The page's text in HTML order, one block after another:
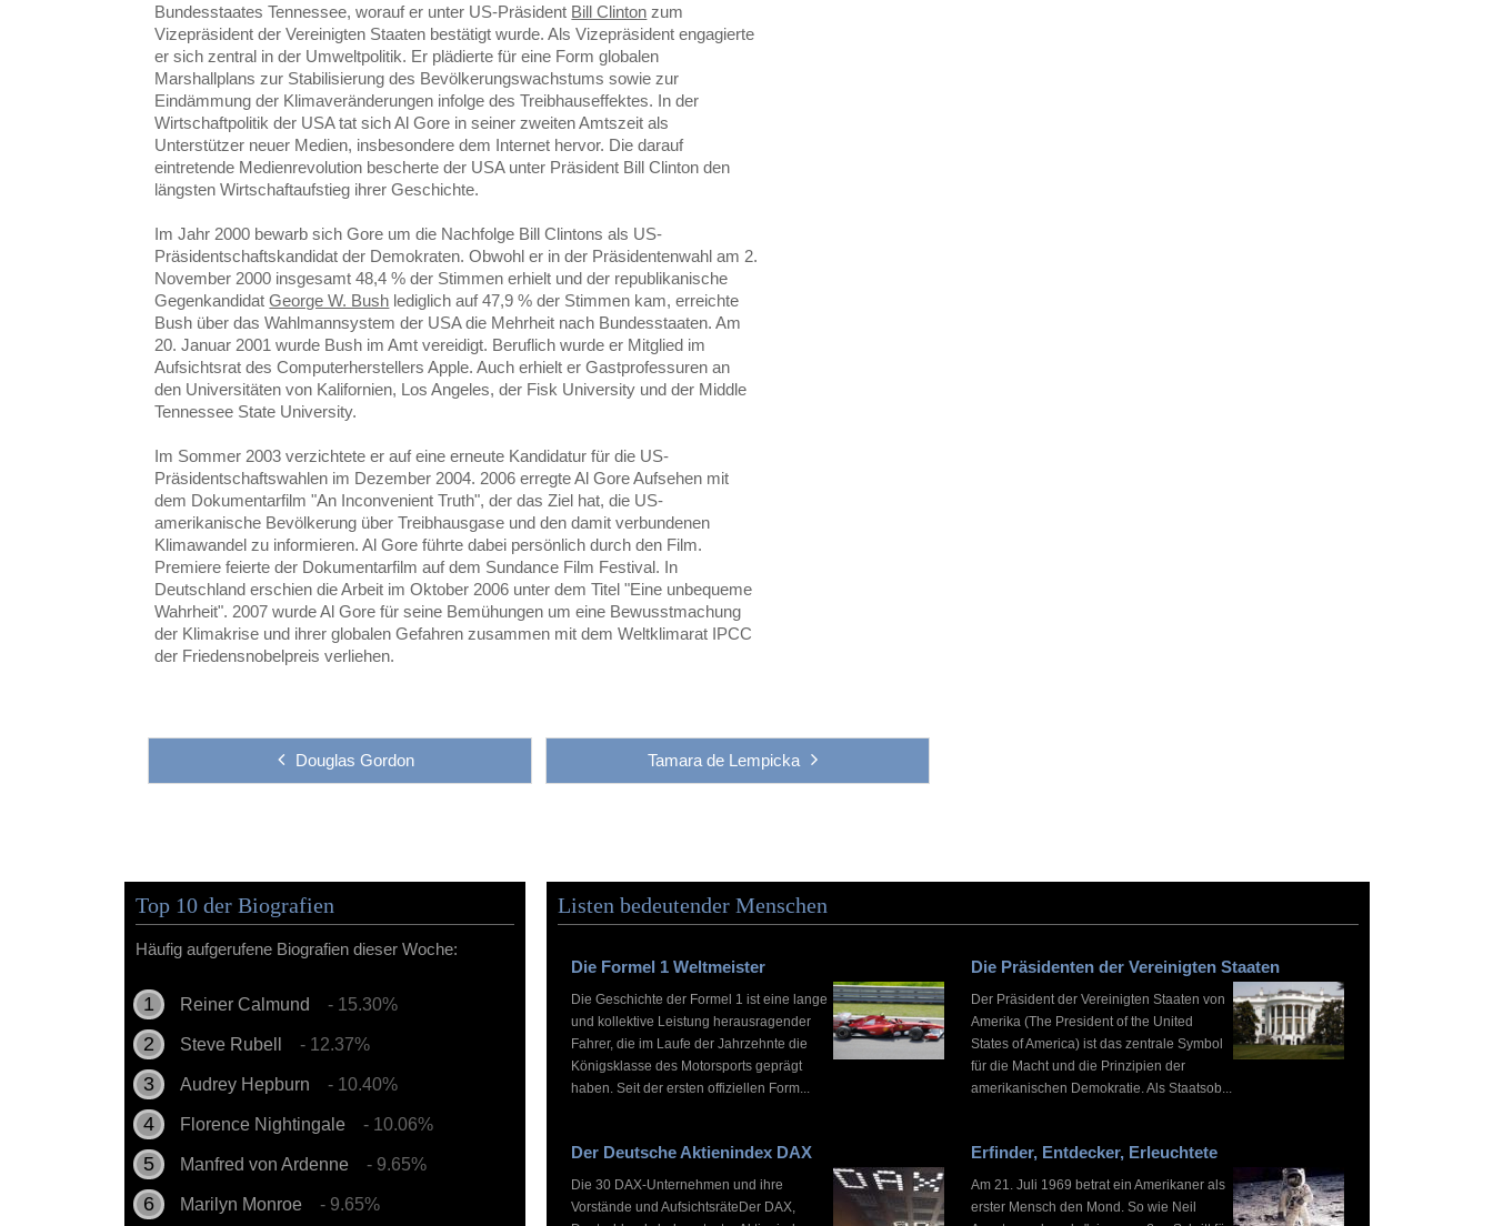
Bundesstaates Tennessee, worauf er unter US-Präsident Bill Clinton zum
Vizepräsident der Vereinigten Staaten bestätigt wurde. Als Vizepräsident engagierte
er sich zentral in der Umweltpolitik. Er plädierte für eine Form globalen
Marshallplans zur Stabilisierung des Bevölkerungswachstums sowie zur
Eindämmung der Klimaveränderungen infolge des Treibhauseffektes. In der
Wirtschaftpolitik der USA tat sich Al Gore in seiner zweiten Amtszeit als
Unterstützer neuer Medien, insbesondere dem Internet hervor. Die darauf
eintretende Medienrevolution bescherte der USA unter Präsident Bill Clinton den
längsten Wirtschaftaufstieg ihrer Geschichte.
Im Jahr 2000 bewarb sich Gore um die Nachfolge Bill Clintons als US-
Präsidentschaftskandidat der Demokraten. Obwohl er in der Präsidentenwahl am 2.
November 2000 insgesamt 48,4 % der Stimmen erhielt und der republikanische
GegenkandidatGeorge W. Bush lediglich auf 47,9 % der Stimmen kam, erreichte
Bush über das Wahlmannsystem der USA die Mehrheit nach Bundesstaaten. Am
20. Januar 2001 wurde Bush im Amt vereidigt. Beruflich wurde er Mitglied im
Aufsichtsrat des Computerherstellers Apple. Auch erhielt er Gastprofessuren an
den Universitäten von Kalifornien, Los Angeles, der Fisk University und der Middle
Tennessee State University.
Im Sommer 2003 verzichtete er auf eine erneute Kandidatur für die US-
Präsidentschaftswahlen im Dezember 2004. 2006 erregte Al Gore Aufsehen mit
dem Dokumentarfilm "An Inconvenient Truth", der das Ziel hat, die US-
amerikanische Bevölkerung über Treibhausgase und den damit verbundenen
Klimawandel zu informieren. Al Gore führte dabei persönlich durch den Film.
Premiere feierte der Dokumentarfilm auf dem Sundance Film Festival. In
Deutschland erschien die Arbeit im Oktober 2006 unter dem Titel "Eine unbequeme
Wahrheit". 2007 wurde Al Gore für seine Bemühungen um eine Bewusstmachung
der Klimakrise und ihrer globalen Gefahren zusammen mit dem Weltklimarat IPCC
der Friedensnobelpreis verliehen.
Douglas Gordon Tamara de Lempicka
Top 10 der Biografien
Häufig aufgerufene Biografien dieser Woche:
Reiner Calmund - 15.30%
Steve Rubell - 12.37%
Audrey Hepburn - 10.40%
Florence Nightingale - 10.06%
Manfred von Ardenne - 9.65%
Marilyn Monroe - 9.65%
Listen bedeutender Menschen
Die Formel 1 Weltmeister
Die Geschichte der Formel 1 ist eine lange
und kollektive Leistung herausragender
Fahrer, die im Laufe der Jahrzehnte die
Königsklasse des Motorsports geprägt
haben. Seit der ersten offiziellen Form...
Die Präsidenten der Vereinigten Staaten
Der Präsident der Vereinigten Staaten von
Amerika (The President of the United
States of America) ist das zentrale Symbol
für die Macht und die Prinzipien der
amerikanischen Demokratie. Als Staatsob...
Der Deutsche Aktienindex DAX
Die 30 DAX-Unternehmen und ihre
Vorstände und AufsichtsräteDer DAX,
Erfinder, Entdecker, Erleuchtete
Am 21. Juli 1969 betrat ein Amerikaner als
erster Mensch den Mond. So wie Neil